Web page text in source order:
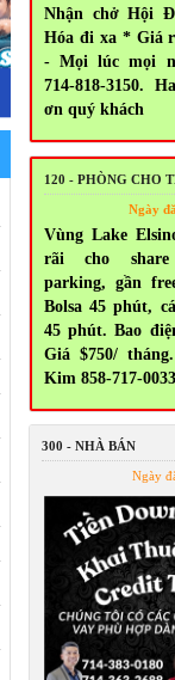
Nhận chở Hội
Hóa đi xa * Giá
- Mọi lúc mọi
714-818-3150.
ơn quý khách
120 - PHÒNG CHO
Ngày
Vùng Lake
rãi cho
parking, gần
Bolsa 45 phút,
45 phút. Bao
Giá $750/
Kim 858-717-0033
300 - NHÀ BÁN
Ngày